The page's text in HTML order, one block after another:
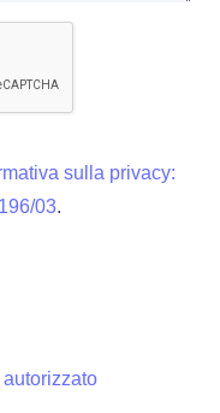
sulla privacy:
03.